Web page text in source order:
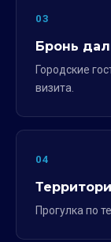
03
Бронь
Городские
визита.
04
Прогулка по